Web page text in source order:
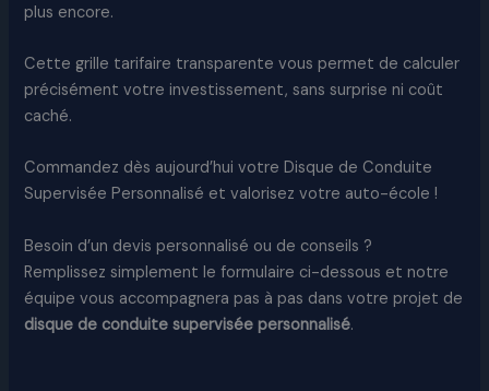
plus encore.
Cette grille tarifaire transparente vous permet de calculer
précisément votre investissement, sans surprise ni coût
caché.
Commandez dès aujourd’hui votre Disque de Conduite
Supervisée Personnalisé et valorisez votre auto-école !
Besoin d’un devis personnalisé ou de conseils ?
Remplissez simplement le formulaire ci-dessous et notre
équipe vous accompagnera pas à pas dans votre projet de
disque de conduite supervisée personnalisé.